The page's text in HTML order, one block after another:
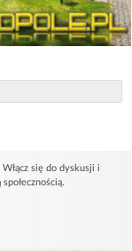
się do dyskusji i